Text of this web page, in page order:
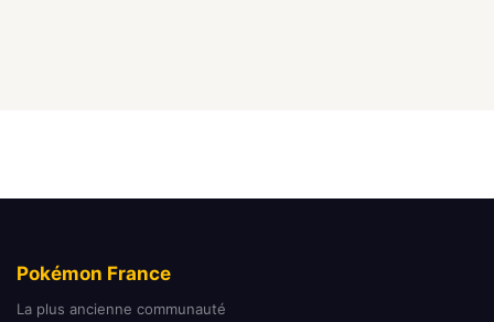
Pokémon France
La plus ancienne communauté